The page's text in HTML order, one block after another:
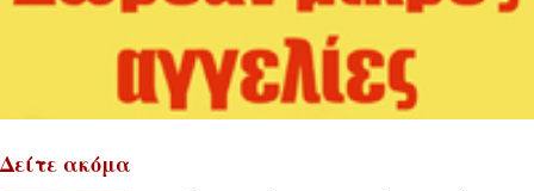
Δείτε ακόμα